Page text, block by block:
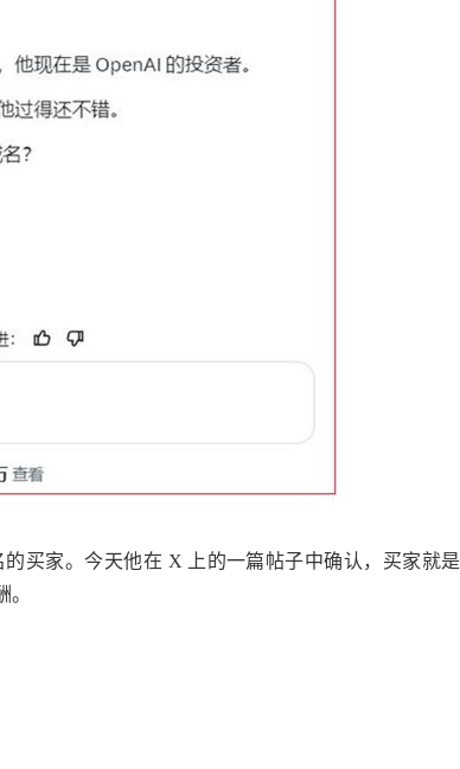
买家。今天他在 X 上的一篇帖子中确认，买家就是